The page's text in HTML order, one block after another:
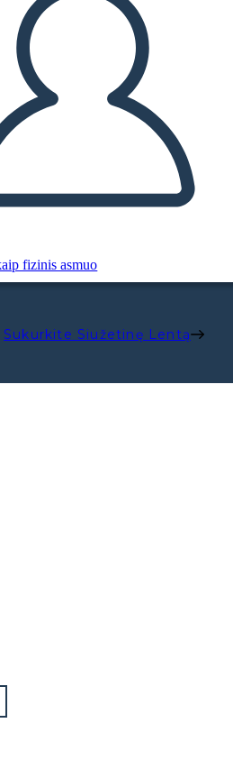
fizinis asmuo
Sukurkite Siužetinę Lentą